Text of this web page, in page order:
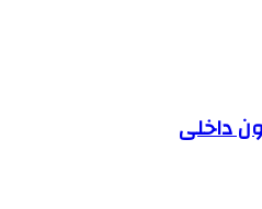
داخلی